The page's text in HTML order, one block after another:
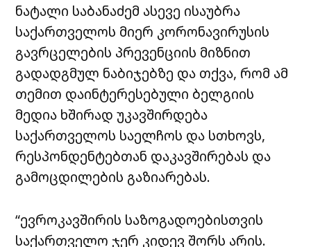
ნატალი საბანაძემ ასევე ისაუბრა
საქართველოს მიერ კორონავირუსის
გავრცელების პრევენციის მიზნით
გადადგმულ ნაბიჯებზე და თქვა, რომ ამ
თემით დაინტერესებული ბელგიის
მედია ხშირად უკავშირდება
საქართველოს საელჩოს და სთხოვს,
რესპონდენტებთან დაკავშირებას და
გამოცდილების გაზიარებას.
“ევროკავშირის საზოგადოებისთვის
საქართველო ჯერ კიდევ შორს არის.